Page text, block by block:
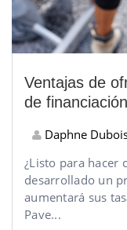
Ventajas de
de financiación
Daphne
¿Listo para hacer
desarrollado un
aumentará sus
Pave...